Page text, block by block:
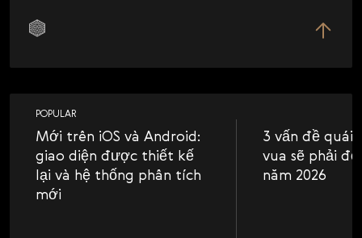
POPULAR
Mới trên iOS và Android:
giao diện được thiết kế
lại và hệ thống phân tích
mới
3 vấn đề quái
vua sẽ phải
năm 2026